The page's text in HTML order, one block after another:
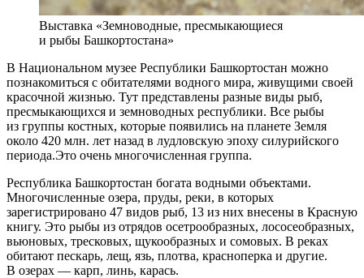
Выставка «Земноводные, пресмыкающиеся
и рыбы Башкортостана»
В Национальном музее Республики Башкортостан можно
познакомиться с обитателями водного мира, живущими своей
красочной жизнью. Тут представлены разные виды рыб,
пресмыкающихся и земноводных республики. Все рыбы
из группы костных, которые появились на планете Земля
около 420 млн. лет назад в лудловскую эпоху силурийского
периода.Это очень многочисленная группа.
Республика Башкортостан богата водными объектами.
Многочисленные озера, пруды, реки, в которых
зарегистрировано 47 видов рыб, 13 из них внесены в Красную
книгу. Это рыбы из отрядов осетрообразных, лососеобразных,
вьюновых, тресковых, щукообразных и сомовых. В реках
обитают пескарь, лещ, язь, плотва, красноперка и другие.
В озерах — карп, линь, карась.